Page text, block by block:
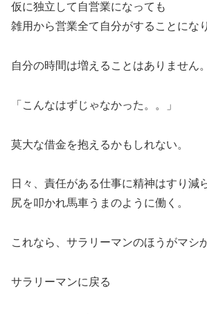
仮に独立して自営業になっても
雑用から営業全て自分がすることになり
自分の時間は増えることはありません。
「こんなはずじゃなかった。。」
莫大な借金を抱えるかもしれない。
日々、責任がある仕事に精神はすり減
尻を叩かれ馬車うまのように働く。
これなら、サラリーマンのほうがマシ
サラリーマンに戻る